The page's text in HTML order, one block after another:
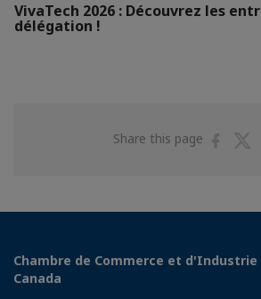
VivaTech 2026 : Découvrez les
délégation !
Share this page
Chambre de Commerce et d'Industrie
Canada